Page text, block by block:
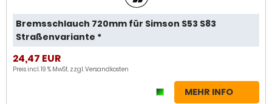
Bremsschlauch 720mm für Simson S53 S83
Straßenvariante *
24,47 EUR
Preis incl. 19 % MwSt. zzgl.Versandkosten
MEHR INFO